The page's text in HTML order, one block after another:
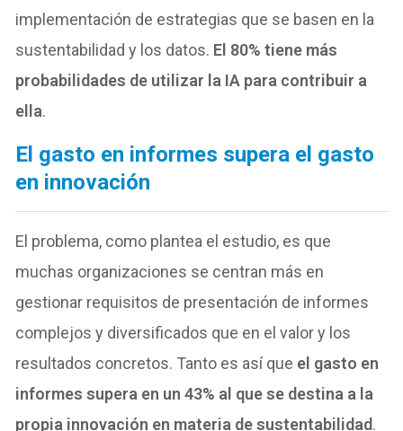
implementación de estrategias que se basen en la
sustentabilidad y los datos. El 80% tiene más
probabilidades de utilizar la IA para contribuir a
ella.
El gasto en informes supera el gasto
en innovación
El problema, como plantea el estudio, es que
muchas organizaciones se centran más en
gestionar requisitos de presentación de informes
complejos y diversificados que en el valor y los
resultados concretos. Tanto es así que el gasto en
informes supera en un 43% al que se destina a la
propia innovación en materia de sustentabilidad.